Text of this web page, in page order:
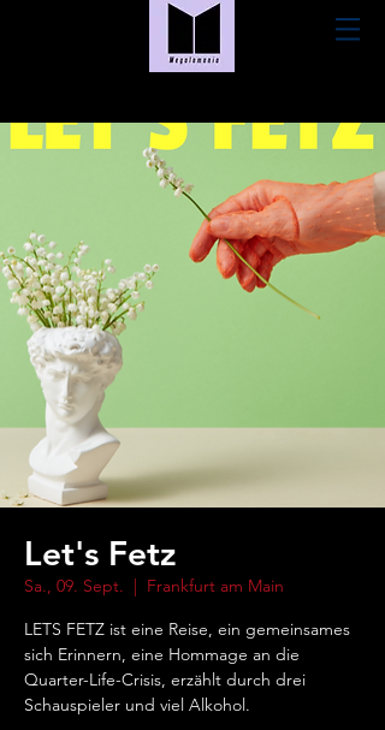
Let's Fetz
Sa., 09. Sept.
  |
Frankfurt am Main
LETS FETZ ist eine Reise, ein gemeinsames
sich Erinnern, eine Hommage an die
Quarter-Life-Crisis, erzählt durch drei
Schauspieler und viel Alkohol.